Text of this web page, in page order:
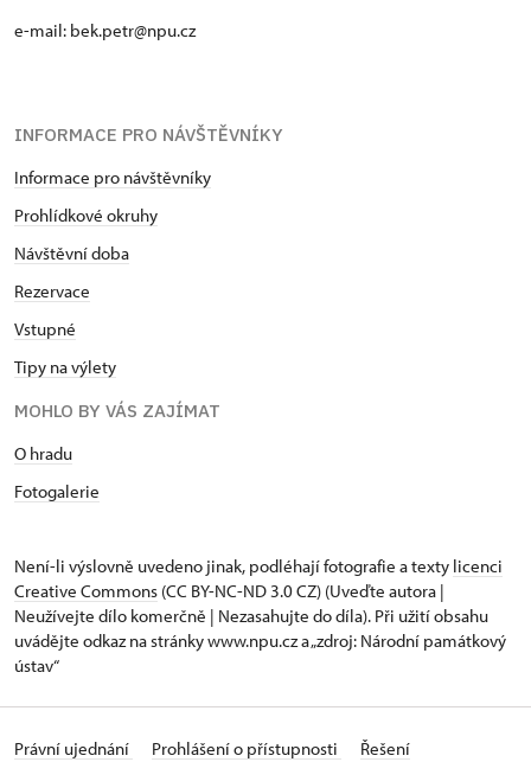
e-mail: bek.petr@npu.cz
INFORMACE PRO NÁVŠTĚVNÍKY
Informace pro návštěvníky
Prohlídkové okruhy
Návštěvní doba
Rezervace
Vstupné
Tipy na výlety
MOHLO BY VÁS ZAJÍMAT
O hradu
Fotogalerie
Není-li výslovně uvedeno jinak, podléhají fotografie a texty licenci
Creative Commons (CC BY-NC-ND 3.0 CZ) (Uveďte autora |
Neužívejte dílo komerčně | Nezasahujte do díla). Při užití obsahu
uvádějte odkaz na stránky www.npu.cz a „zdroj: Národní památkový
ústav“
Právní ujednání Prohlášení o přístupnosti Řešení